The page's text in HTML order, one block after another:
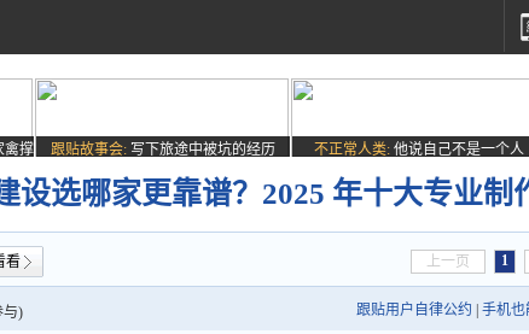
禽撑
跟贴故事会: 写下旅途中被坑的经历 不正常人类: 他说自己不是一个人
设选哪家更靠谱？2025 年十大专业制
看 上一页 1
与) 跟贴用户自律公约 手机也